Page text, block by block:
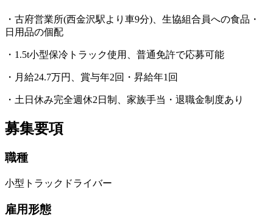
・古府営業所(西金沢駅より車9分)、生協組合員への食品・
日用品の個配
・1.5t小型保冷トラック使用、普通免許で応募可能
・月給24.7万円、賞与年2回・昇給年1回
・土日休み完全週休2日制、家族手当・退職金制度あり
募集要項
職種
小型トラックドライバー
雇用形態